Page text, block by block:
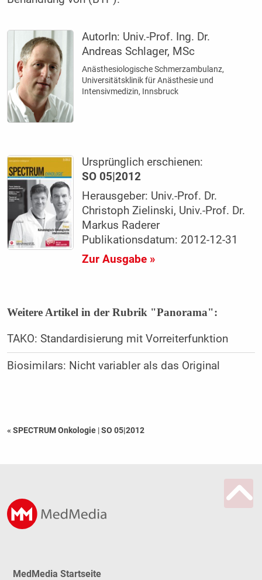
AutorIn: Univ.-Prof. Ing. Dr.
Andreas Schlager, MSc
Anästhesiologische Schmerzambulanz,
Universitätsklinik für Anästhesie und
Intensivmedizin, Innsbruck
Ursprünglich erschienen:
SO 05|2012
Herausgeber: Univ.-Prof. Dr.
Christoph Zielinski, Univ.-Prof. Dr.
Markus Raderer
Publikationsdatum: 2012-12-31
Zur Ausgabe »
Weitere Artikel in der Rubrik "Panorama":
TAKO: Standardisierung mit Vorreiterfunktion
Biosimilars: Nicht variabler als das Original
« SPECTRUM Onkologie |SO 05|2012
MedMedia Startseite